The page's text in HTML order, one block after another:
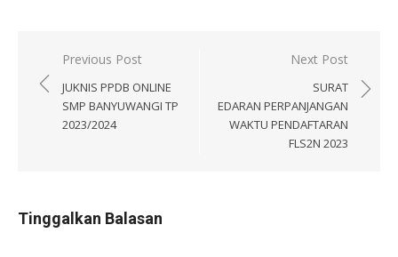
Navigasi
pos
Previous Post
JUKNIS PPDB ONLINE
SMP BANYUWANGI TP
2023/2024
Next Post
SURAT
EDARAN PERPANJANGAN
WAKTU PENDAFTARAN
FLS2N 2023
Tinggalkan Balasan